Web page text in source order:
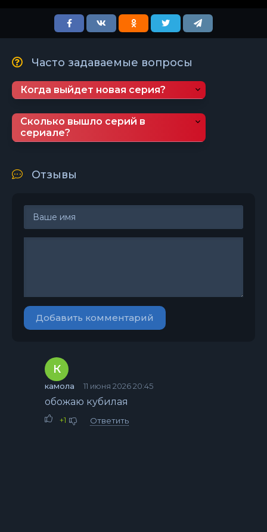
Часто задаваемые вопросы
Когда выйдет новая серия?
Сколько вышло серий в
сериале?
Отзывы
Добавить комментарий
К
камола 11 июня 2026 20:45
обожаю кубилая
+1 Ответить